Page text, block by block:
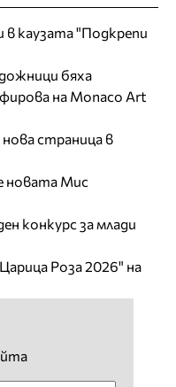
в каузата "Подкрепи
бяха
на Monaco Art
страница в
новата Мис
конкурс за млади
Роза 2026" на